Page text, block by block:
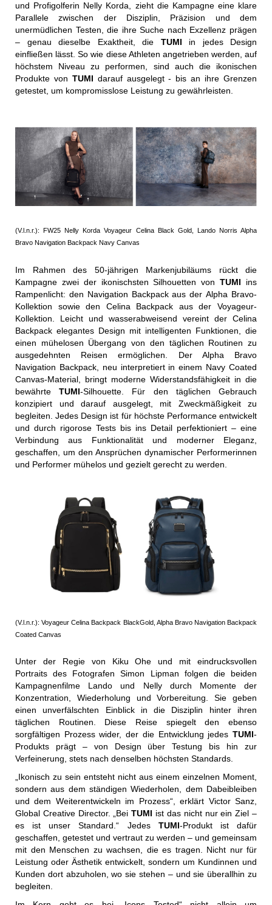
und Profigolferin Nelly Korda, zieht die Kampagne eine klare
Parallele zwischen der Disziplin, Präzision und dem
unermüdlichen Testen, die ihre Suche nach Exzellenz prägen
– genau dieselbe Exaktheit, die TUMI in jedes Design
einfließen lässt. So wie diese Athleten angetrieben werden, auf
höchstem Niveau zu performen, sind auch die ikonischen
Produkte von TUMI darauf ausgelegt - bis an ihre Grenzen
getestet, um kompromisslose Leistung zu gewährleisten.
(V.l.n.r.): FW25 Nelly Korda Voyageur Celina Black Gold, Lando Norris Alpha
Bravo Navigation Backpack Navy Canvas
Im Rahmen des 50-jährigen Markenjubiläums rückt die
Kampagne zwei der ikonischsten Silhouetten vonTUMI ins
Rampenlicht: den Navigation Backpack aus der Alpha Bravo-
Kollektion sowie den Celina Backpack aus der Voyageur-
Kollektion. Leicht und wasserabweisend vereint der Celina
Backpack elegantes Design mit intelligenten Funktionen, die
einen mühelosen Übergang von den täglichen Routinen zu
ausgedehnten Reisen ermöglichen. Der Alpha Bravo
Navigation Backpack, neu interpretiert in einem Navy Coated
Canvas-Material, bringt moderne Widerstandsfähigkeit in die
bewährteTUMI-Silhouette. Für den täglichen Gebrauch
konzipiert und darauf ausgelegt, mit Zweckmäßigkeit zu
begleiten. Jedes Design ist für höchste Performance entwickelt
und durch rigorose Tests bis ins Detail perfektioniert – eine
Verbindung aus Funktionalität und moderner Eleganz,
geschaffen, um den Ansprüchen dynamischer Performerinnen
und Performer mühelos und gezielt gerecht zu werden.
(V.l.n.r.): Voyageur Celina Backpack BlackGold, Alpha Bravo Navigation Backpack
Coated Canvas
Unter der Regie von Kiku Ohe und mit eindrucksvollen
Portraits des Fotografen Simon Lipman folgen die beiden
Kampagnenfilme Lando und Nelly durch Momente der
Konzentration, Wiederholung und Vorbereitung. Sie geben
einen unverfälschten Einblick in die Disziplin hinter ihren
täglichen Routinen. Diese Reise spiegelt den ebenso
sorgfältigen Prozess wider, der die Entwicklung jedes TUMI-
Produkts prägt – von Design über Testung bis hin zur
Verfeinerung, stets nach denselben höchsten Standards.
„Ikonisch zu sein entsteht nicht aus einem einzelnen Moment,
sondern aus dem ständigen Wiederholen, dem Dabeibleiben
und dem Weiterentwickeln im Prozess“, erklärt Victor Sanz,
Global Creative Director. „BeiTUMI ist das nicht nur ein Ziel –
es ist unser Standard.“ Jedes TUMI-Produkt ist dafür
geschaffen, getestet und vertraut zu werden – und gemeinsam
mit den Menschen zu wachsen, die es tragen. Nicht nur für
Leistung oder Ästhetik entwickelt, sondern um Kundinnen und
Kunden dort abzuholen, wo sie stehen – und sie überallhin zu
begleiten.